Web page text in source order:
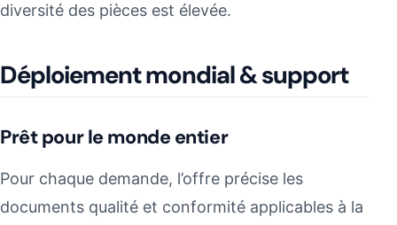
diversité des pièces est élevée.
Déploiement mondial & support
Prêt pour le monde entier
Pour chaque demande, l’offre précise les
documents qualité et conformité applicables à la